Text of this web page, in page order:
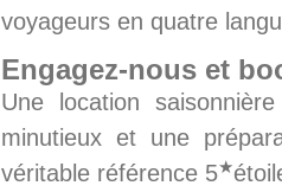
voyageurs en quatre
Engagez-nous et
Une location
minutieux et une
véritable référence 5★